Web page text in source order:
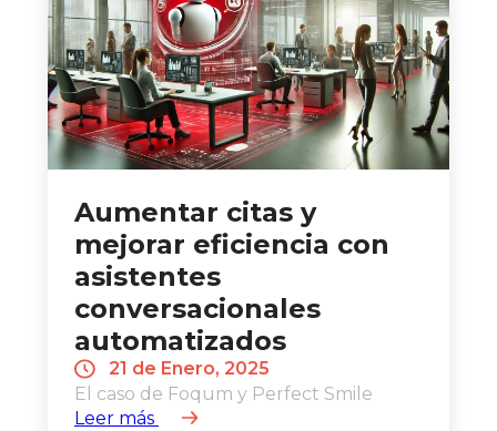
Aumentar citas y
mejorar eficiencia con
asistentes
conversacionales
automatizados
21 de Enero, 2025
El caso de Foqum y Perfect Smile
Leer más